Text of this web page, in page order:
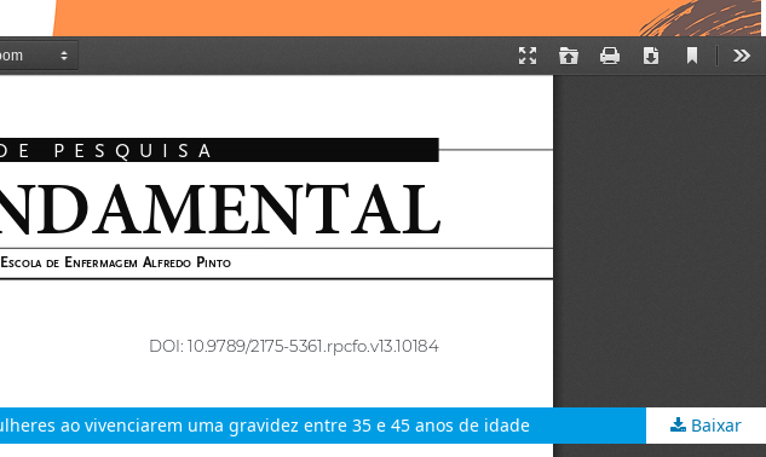
ao vivenciarem uma gravidez entre 35 e 45 anos de idade Baixar